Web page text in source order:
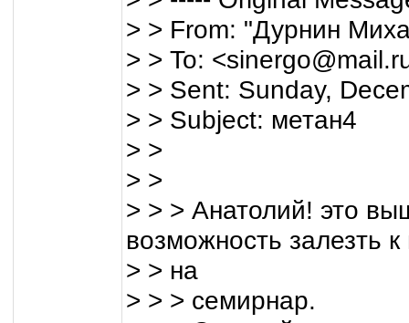
> > From: "Дурнин
> > To:
> > Sent: Sunday,
> > Subject: метан4
> >
> >
> > > Анатолий! это
возможность залезть
> > на
> > > семирнар.